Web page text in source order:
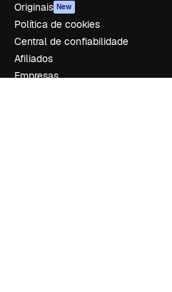
Originais New
Política de cookies
Central de confiabilidade
Afiliados
Empresas